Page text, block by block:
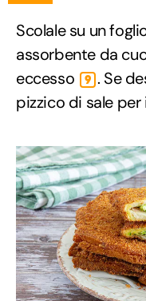
Scolale su un
assorbente da
eccesso
9 . Se
pizzico di sale